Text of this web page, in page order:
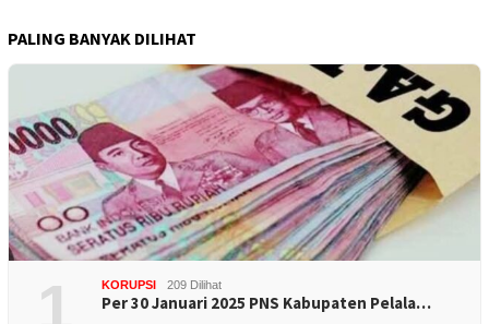
PALING BANYAK DILIHAT
1 KORUPSI 209 Dilihat
Per 30 Januari 2025 PNS Kabupaten Pelala…